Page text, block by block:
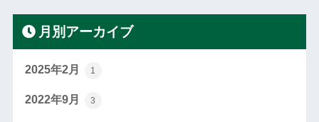
月別アーカイブ
2025年2月 1
2022年9月 3